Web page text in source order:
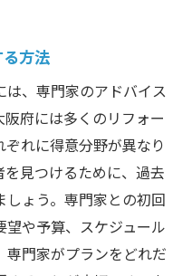
方法
は、専門家のアドバイス
府には多くのリフォー
れに得意分野が異なり
見つけるために、過去
ょう。専門家との初回
や予算、スケジュール
専門家がプランをどれだ